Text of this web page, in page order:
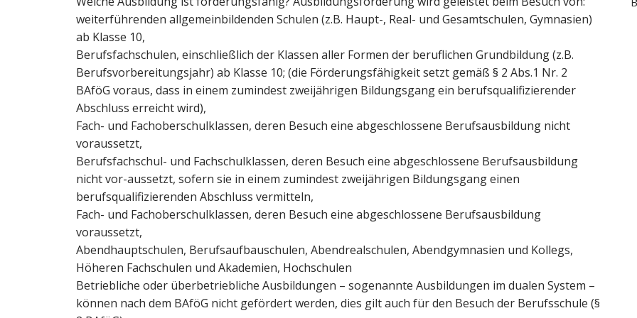
weiterführenden allgemeinbildenden Schulen (z.B. Haupt-, Real- und Gesamtschulen, Gymnasien)
ab Klasse 10,
Berufsfachschulen, einschließlich der Klassen aller Formen der beruflichen Grundbildung (z.B.
Berufsvorbereitungsjahr) ab Klasse 10; (die Förderungsfähigkeit setzt gemäß § 2 Abs.1 Nr. 2
BAföG voraus, dass in einem zumindest zweijährigen Bildungsgang ein berufsqualifizierender
Abschluss erreicht wird),
Fach- und Fachoberschulklassen, deren Besuch eine abgeschlossene Berufsausbildung nicht
voraussetzt,
Berufsfachschul- und Fachschulklassen, deren Besuch eine abgeschlossene Berufsausbildung
nicht vor-aussetzt, sofern sie in einem zumindest zweijährigen Bildungsgang einen
berufsqualifizierenden Abschluss vermitteln,
Fach- und Fachoberschulklassen, deren Besuch eine abgeschlossene Berufsausbildung
voraussetzt,
Abendhauptschulen, Berufsaufbauschulen, Abendrealschulen, Abendgymnasien und Kollegs,
Höheren Fachschulen und Akademien, Hochschulen
Betriebliche oder überbetriebliche Ausbildungen – sogenannte Ausbildungen im dualen System –
können nach dem BAföG nicht gefördert werden, dies gilt auch für den Besuch der Berufsschule (§
n